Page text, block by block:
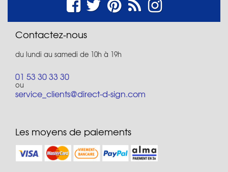
Contactez-nous
du lundi au samedi de 10h à 19h
01 53 30 33 30
ou
service_clients@direct-d-sign.com
Les moyens de paiements